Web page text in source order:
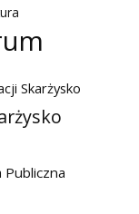
Skarżysko